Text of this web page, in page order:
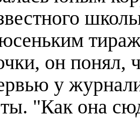
он понял,
у
"Как она